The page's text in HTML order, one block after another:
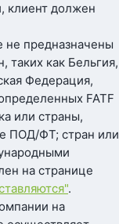
клиент должен
не предназначены
таких как Бельгия,
Федерация,
FATF
или страны,
ПОД/ФТ; стран или
на странице
.
на